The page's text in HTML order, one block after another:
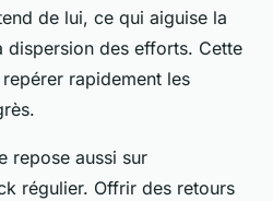
de lui, ce qui aiguise la
dispersion des efforts. Cette
rapidement les
repose aussi sur
régulier. Offrir des retours